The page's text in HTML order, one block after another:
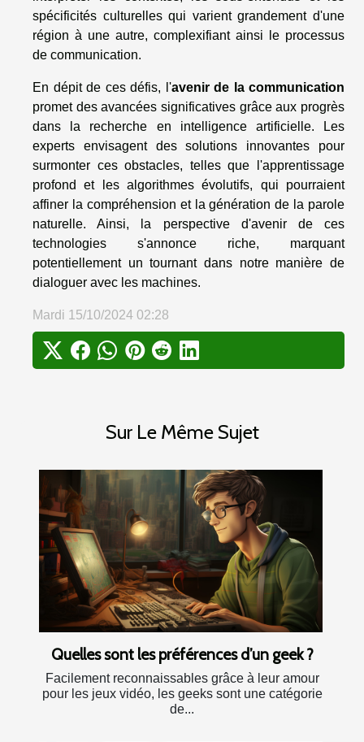
Sur Le Même Sujet
Quelles sont les préférences d’un geek ?
Facilement reconnaissables grâce à leur amour
pour les jeux vidéo, les geeks sont une catégorie
de...
spécificités culturelles qui varient grandement d'une
région à une autre, complexifiant ainsi le processus
de communication.
En dépit de ces défis, l'avenir de la communication
promet des avancées significatives grâce aux progrès
dans la recherche en intelligence artificielle. Les
experts envisagent des solutions innovantes pour
surmonter ces obstacles, telles que l'apprentissage
profond et les algorithmes évolutifs, qui pourraient
affiner la compréhension et la génération de la parole
naturelle. Ainsi, la perspective d'avenir de ces
technologies s'annonce riche, marquant
potentiellement un tournant dans notre manière de
dialoguer avec les machines.
Mardi 15/10/2024 02:28